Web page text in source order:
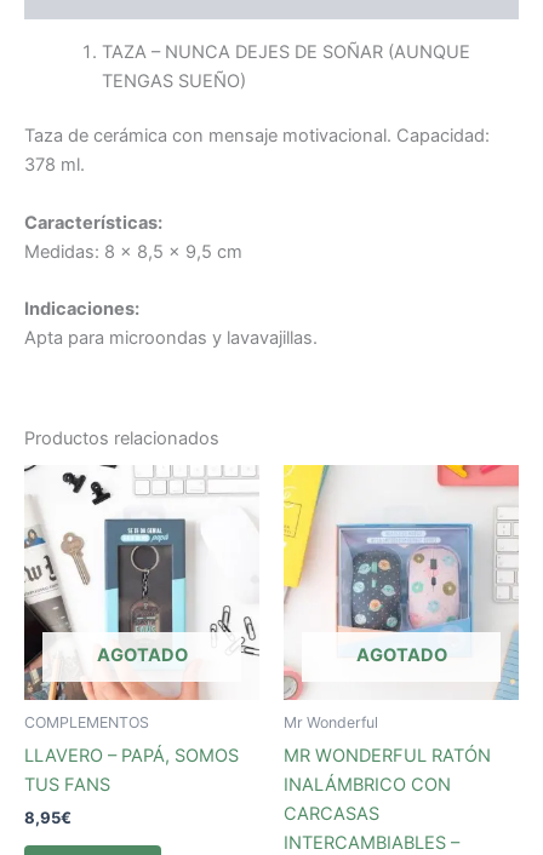
TAZA – NUNCA DEJES DE SOÑAR (AUNQUE
TENGAS SUEÑO)
Taza de cerámica con mensaje motivacional. Capacidad:
378 ml.
Características:
Medidas: 8 x 8,5 x 9,5 cm
Indicaciones:
Apta para microondas y lavavajillas.
Productos relacionados
AGOTADO
COMPLEMENTOS
LLAVERO – PAPÁ, SOMOS
TUS FANS
8,95€
AGOTADO
Mr Wonderful
MR WONDERFUL RATÓN
INALÁMBRICO CON
CARCASAS
INTERCAMBIABLES –